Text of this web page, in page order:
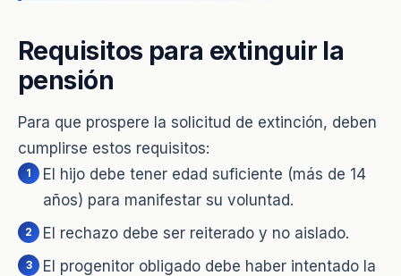
Requisitos para extinguir la
pensión
Para que prospere la solicitud de extinción, deben
cumplirse estos requisitos:
El hijo debe tener edad suficiente (más de 14
años) para manifestar su voluntad.
El rechazo debe ser reiterado y no aislado.
El progenitor obligado debe haber intentado la